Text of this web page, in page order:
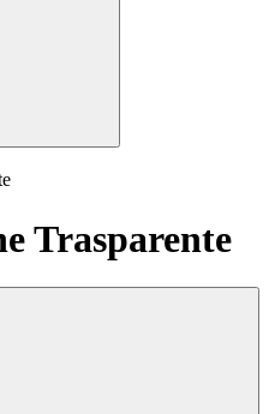
Trasparente